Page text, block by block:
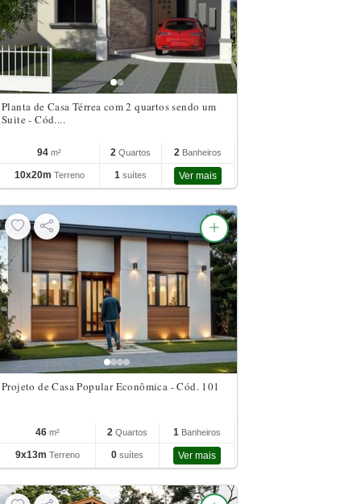
Planta de Casa Térrea com 2 quartos sendo um
Suite - Cód....
94 m² 2 Quartos 2 Banheiros
10x20m Terreno 1 suítes Ver mais
Projeto de Casa Popular Econômica - Cód. 101
46 m² 2 Quartos 1 Banheiros
9x13m Terreno 0 suítes Ver mais